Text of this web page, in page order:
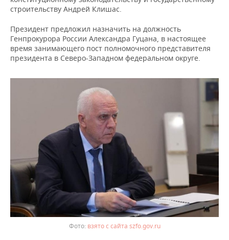
КИБЕРСПОРТ
ФИГУРНОЕ КАТАНИЕ
ВОДНЫЕ ВИДЫ СПОРТА
ХОККЕЙ С МЯЧОМ
КУЛЬТУРА
МЕДИЦИНА
ОБРАЗОВАНИЕ
ПРОИСШЕСТВИЯ
СПИСОК КОМПАНИЙ
строительству Андрей Клишас.
Президент предложил назначить на должность
Генпрокурора России Александра Гуцана, в настоящее
время занимающего пост полномочного представителя
президента в Северо-Западном федеральном округе.
взято с сайта szfo.gov.ru